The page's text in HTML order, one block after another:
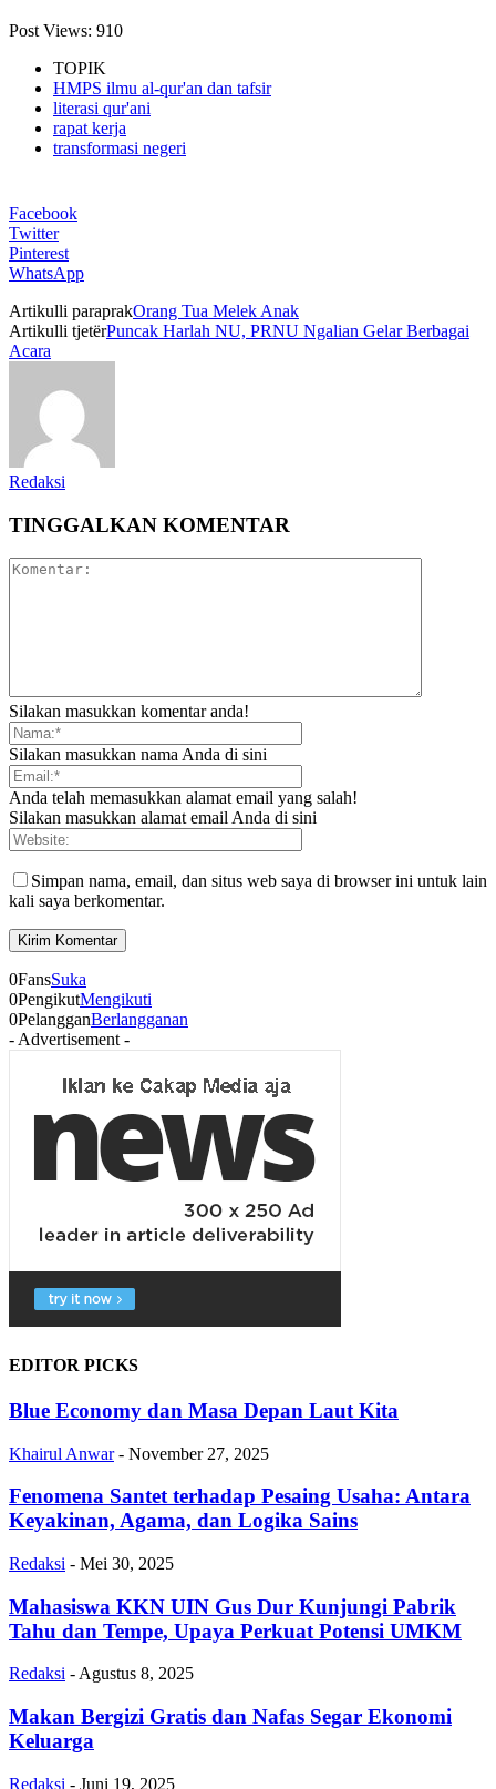
Post Views: 910
TOPIK
HMPS ilmu al-qur'an dan tafsir
literasi qur'ani
rapat kerja
transformasi negeri
Facebook
Twitter
Pinterest
WhatsApp
Artikulli paraprakOrang Tua Melek Anak
Artikulli tjetërPuncak Harlah NU, PRNU Ngalian Gelar Berbagai
Acara
Redaksi
TINGGALKAN KOMENTAR
Silakan masukkan komentar anda!
Silakan masukkan nama Anda di sini
Anda telah memasukkan alamat email yang salah!
Silakan masukkan alamat email Anda di sini
Simpan nama, email, dan situs web saya di browser ini untuk lain
kali saya berkomentar.
0FansSuka
0PengikutMengikuti
0PelangganBerlangganan
- Advertisement -
EDITOR PICKS
Blue Economy dan Masa Depan Laut Kita
Khairul Anwar - November 27, 2025
Fenomena Santet terhadap Pesaing Usaha: Antara
Keyakinan, Agama, dan Logika Sains
Redaksi - Mei 30, 2025
Mahasiswa KKN UIN Gus Dur Kunjungi Pabrik
Tahu dan Tempe, Upaya Perkuat Potensi UMKM
Redaksi - Agustus 8, 2025
Makan Bergizi Gratis dan Nafas Segar Ekonomi
Keluarga
Redaksi - Juni 19, 2025